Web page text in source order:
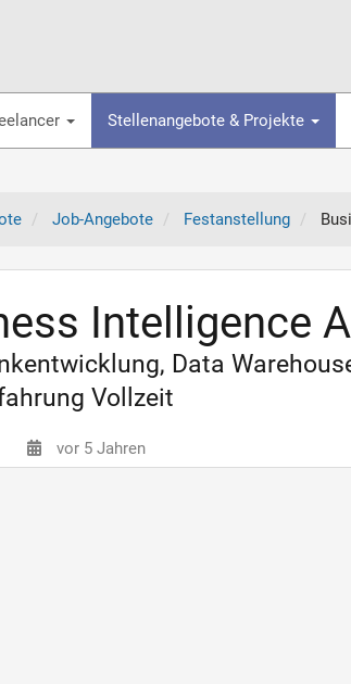
Stellenangebote & Projekte
Job-Angebote Festanstellung
Intelligence
Data
Vollzeit
vor 5 Jahren